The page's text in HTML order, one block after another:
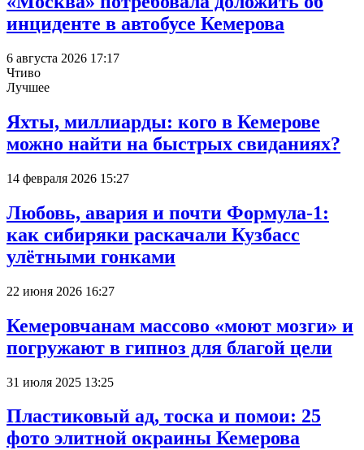
инциденте в автобусе Кемерова
6 августа 2026 17:17
Чтиво
Лучшее
Яхты, миллиарды: кого в Кемерове
можно найти на быстрых свиданиях?
14 февраля 2026 15:27
Любовь, авария и почти Формула-1:
как сибиряки раскачали Кузбасс
улётными гонками
22 июня 2026 16:27
Кемеровчанам массово «моют мозги» и
погружают в гипноз для благой цели
31 июля 2025 13:25
Пластиковый ад, тоска и помои: 25
фото элитной окраины Кемерова